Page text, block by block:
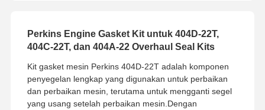
Perkins Engine Gasket Kit untuk 404D-22T,
404C-22T, dan 404A-22 Overhaul Seal Kits
Kit gasket mesin Perkins 404D-22T adalah komponen
penyegelan lengkap yang digunakan untuk perbaikan
dan perbaikan mesin, terutama untuk mengganti segel
yang usang setelah perbaikan mesin.Dengan